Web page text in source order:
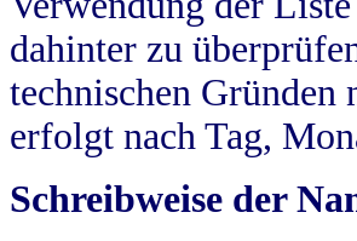
dahinter zu
technischen Gründen
erfolgt nach Tag,
Schreibweise der